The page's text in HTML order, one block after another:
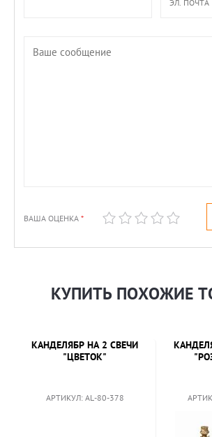
ВАША ОЦЕНКА *
КУПИТЬ ПОХОЖИЕ
КАНДЕЛЯБР НА 2 СВЕЧИ
"ЦВЕТОК"
АРТИКУЛ: AL-80-378